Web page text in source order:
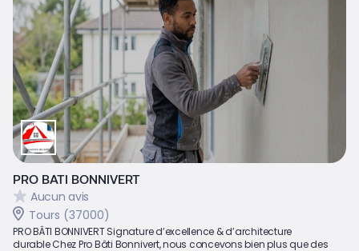
PRO BATI BONNIVERT
Aucun avis
Tours (37000)
PRO BÂTI BONNIVERT Signature d’excellence & d’architecture
durable Chez Pro Bâti Bonnivert, nous concevons bien plus que des